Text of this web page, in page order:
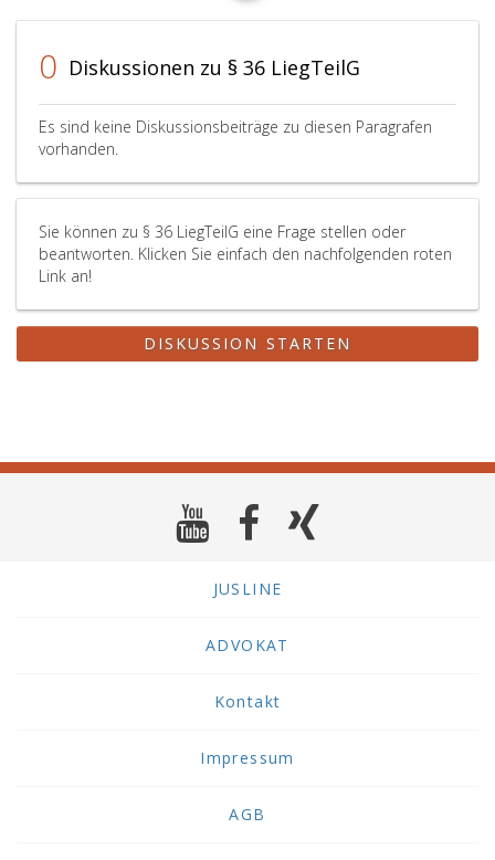
0 Diskussionen zu § 36 LiegTeilG
Es sind keine Diskussionsbeiträge zu diesen Paragrafen
vorhanden.
Sie können zu § 36 LiegTeilG eine Frage stellen oder
beantworten. Klicken Sie einfach den nachfolgenden roten
Link an!
DISKUSSION STARTEN
JUSLINE
ADVOKAT
Kontakt
Impressum
AGB